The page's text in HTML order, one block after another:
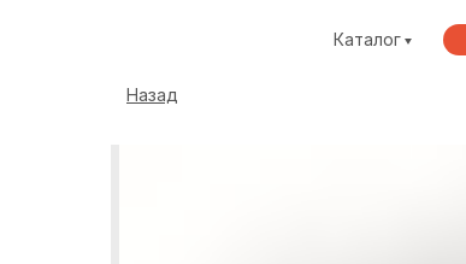
Каталог
Назад